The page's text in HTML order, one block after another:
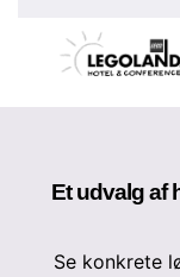
Et udvalg af
Se konkrete